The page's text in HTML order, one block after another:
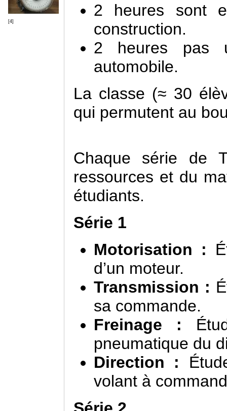
[4]
2 heures sont
construction.
2 heures pas
automobile.
La classe (≈ 30
qui permutent au
Chaque série de
ressources et du
étudiants.
Série 1
Motorisation :
d’un moteur.
Transmission :
sa commande.
Freinage :
pneumatique du
Direction :
volant à